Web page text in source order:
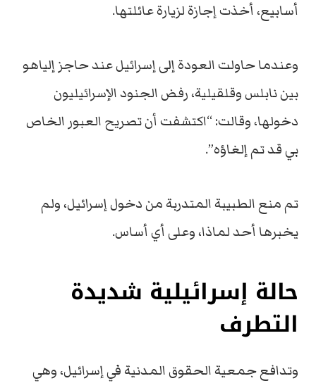
أسابيع، أخذت إجازة لزيارة عائلتها.
وعندما حاولت العودة إلى إسرائيل عند حاجز إلياهو
بين نابلس وقلقيلية، رفض الجنود الإسرائيليون
دخولها، وقالت: “اكتشفت أن تصريح العبور الخاص
بي قد تم إلغاؤه”.
تم منع الطبيبة المتدربة من دخول إسرائيل، ولم
يخبرها أحد لماذا، وعلى أي أساس.
حالة إسرائيلية شديدة
التطرف
وتدافع جمعية الحقوق المدنية في إسرائيل، وهي